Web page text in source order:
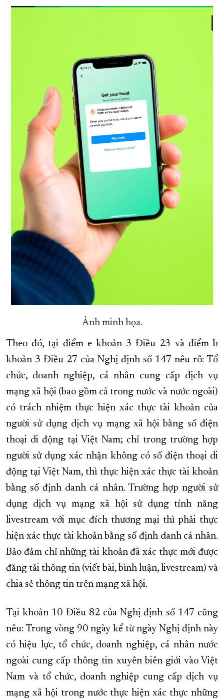
Ảnh minh họa.
Theo đó, tại điểm e khoản 3 Điều 23 và điểm b
khoản 3 Điều 27 của Nghị định số 147 nêu rõ: Tổ
chức, doanh nghiệp, cá nhân cung cấp dịch vụ
mạng xã hội (bao gồm cả trong nước và nước ngoài)
có trách nhiệm thực hiện xác thực tài khoản của
người sử dụng dịch vụ mạng xã hội bằng số điện
thoại di động tại Việt Nam; chỉ trong trường hợp
người sử dụng xác nhận không có số điện thoại di
động tại Việt Nam, thì thực hiện xác thực tài khoản
bằng số định danh cá nhân. Trường hợp người sử
dụng dịch vụ mạng xã hội sử dụng tính năng
livestream với mục đích thương mại thì phải thực
hiện xác thực tài khoản bằng số định danh cá nhân.
Bảo đảm chỉ những tài khoản đã xác thực mới được
đăng tải thông tin (viết bài, bình luận, livestream) và
chia sẻ thông tin trên mạng xã hội.
Tại khoản 10 Điều 82 của Nghị định số 147 cũng
nêu: Trong vòng 90 ngày kể từ ngày Nghị định này
có hiệu lực, tổ chức, doanh nghiệp, cá nhân nước
ngoài cung cấp thông tin xuyên biên giới vào Việt
Nam và tổ chức, doanh nghiệp cung cấp dịch vụ
mạng xã hội trong nước thực hiện xác thực những